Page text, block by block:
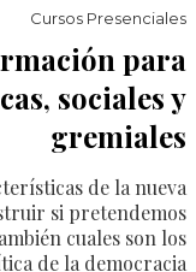
Cursos Presenciales
para
sociales y
gremiales
de la nueva
si pretendemos
cuales son los
de la democracia